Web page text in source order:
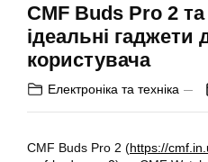
CMF Buds Pro 2
ідеальні гаджети
користувача
Електроніка та техніка
CMF Buds Pro 2 (https://